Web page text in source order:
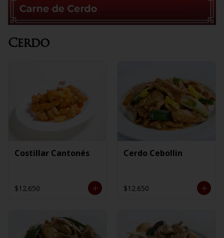
Cerdo
Costillar Cantonés
$12.650
Cerdo Cebollin
$12.650